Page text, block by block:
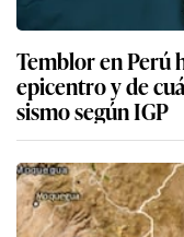
Temblor en Perú
epicentro y de
sismo según IGP